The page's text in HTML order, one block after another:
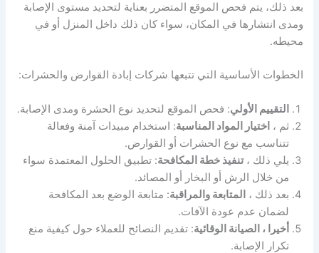
بعد ذلك، يتم فحص الموقع المتضرر بعناية لتحديد مستوى الإصابة
ومدى انتشارها في المكان، سواء كان ذلك داخل المنزل أو في
محيطه.
الخطوات الأساسية التي تتبعها شركات إبادة القوارض والحشرات:
التقييم الأولي: فحص الموقع لتحديد نوع الحشرة ومدى الإصابة.
ثم ، اختيار المواد المناسبة: استخدام مبيدات آمنة وفعالة
تتناسب مع نوع الحشرات أو القوارض.
يلي ذلك ،تنفيذ خطة المكافحة: تطبيق الحلول المعتمدة سواء
من خلال الرش أو البخار أو المصائد.
بعد ذلك ، المتابعة والمراقبة: متابعة الوضع بعد المكافحة
لضمان عدم عودة الآفات.
أخيرا ، الصيانة الوقائية: تقديم النصائح للعملاء حول كيفية منع
تكرار الإصابة.